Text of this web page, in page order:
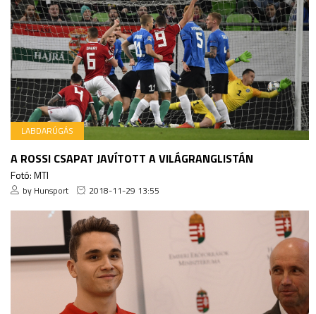
LABDARÚGÁS
A ROSSI CSAPAT JAVÍTOTT A VILÁGRANGLISTÁN
Fotó: MTI
by Hunsport 2018-11-29 13:55